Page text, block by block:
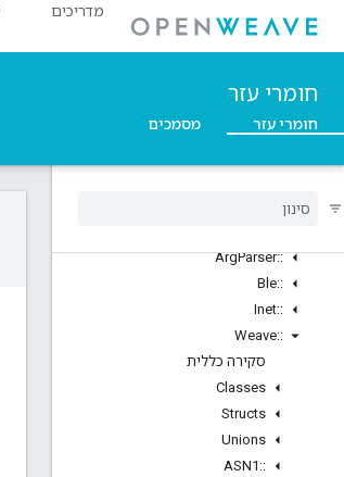
מדריכים
חומרי עזר
חומרי עזר מסמכים
C++
סקירה כללית
::
ArgParser
::
Ble
::
Inet
::
Weave
סקירה כללית
Classes
Structs
Unions
::
ASN1